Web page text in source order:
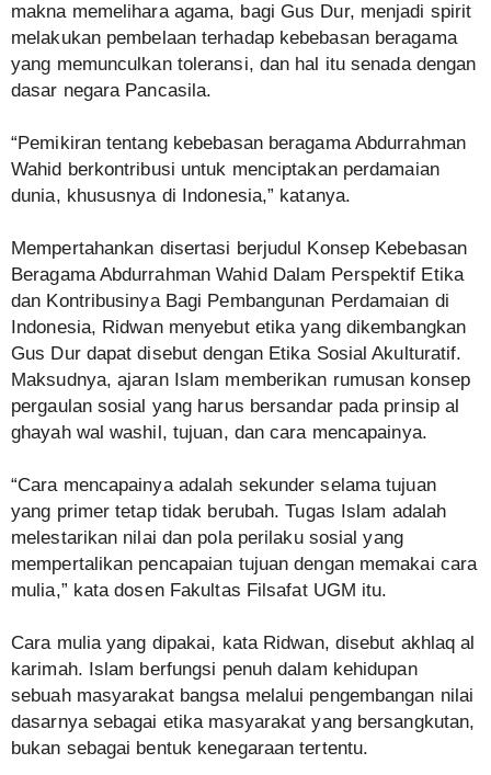
makna memelihara agama, bagi Gus Dur, menjadi spirit
melakukan pembelaan terhadap kebebasan beragama
yang memunculkan toleransi, dan hal itu senada dengan
dasar negara Pancasila.
“Pemikiran tentang kebebasan beragama Abdurrahman
Wahid berkontribusi untuk menciptakan perdamaian
dunia, khususnya di Indonesia,” katanya.
Mempertahankan disertasi berjudul Konsep Kebebasan
Beragama Abdurrahman Wahid Dalam Perspektif Etika
dan Kontribusinya Bagi Pembangunan Perdamaian di
Indonesia, Ridwan menyebut etika yang dikembangkan
Gus Dur dapat disebut dengan Etika Sosial Akulturatif.
Maksudnya, ajaran Islam memberikan rumusan konsep
pergaulan sosial yang harus bersandar pada prinsip al
ghayah wal washil, tujuan, dan cara mencapainya.
“Cara mencapainya adalah sekunder selama tujuan
yang primer tetap tidak berubah. Tugas Islam adalah
melestarikan nilai dan pola perilaku sosial yang
mempertalikan pencapaian tujuan dengan memakai cara
mulia,” kata dosen Fakultas Filsafat UGM itu.
Cara mulia yang dipakai, kata Ridwan, disebut akhlaq al
karimah. Islam berfungsi penuh dalam kehidupan
sebuah masyarakat bangsa melalui pengembangan nilai
dasarnya sebagai etika masyarakat yang bersangkutan,
bukan sebagai bentuk kenegaraan tertentu.